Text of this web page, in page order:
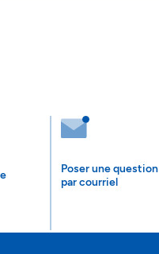
Poser une question
par courriel